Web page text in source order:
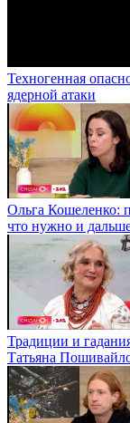
Техногенная
ядерной атаки
Ольга Кошеленко:
что нужно и
Традиции и
Татьяна